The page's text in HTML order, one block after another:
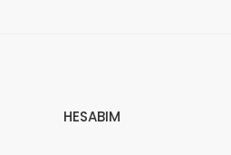
HESABIM